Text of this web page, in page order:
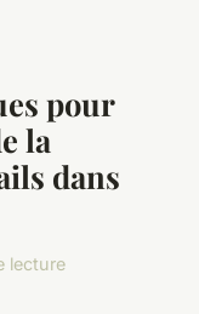
pour
la
dans
lecture